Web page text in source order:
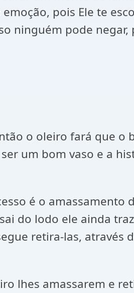
pois Ele te
ninguém pode negar,
o oleiro fará que o
um bom vaso e a
é o amassamento
do lodo ele ainda
retira-las, através
lhes amassarem e